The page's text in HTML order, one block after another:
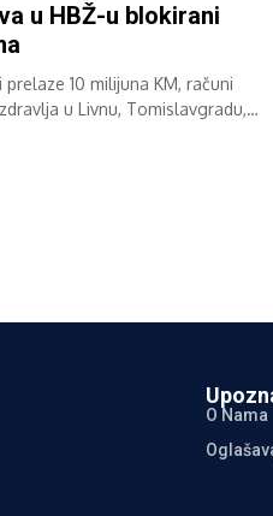
u HBŽ-u blokirani
10 milijuna KM, računi
u Livnu, Tomislavgradu,
O Nama